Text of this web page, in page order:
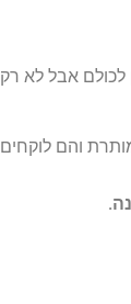
אבל לא
והם לוקחים